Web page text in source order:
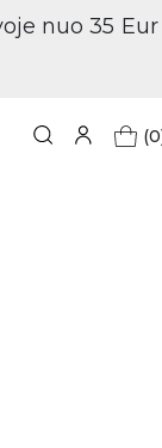
nuo 35 Eur